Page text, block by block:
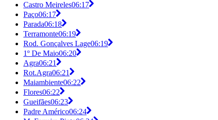
Castro Meireles06:17
Paço06:17
Parada06:18
Terramonte06:19
Rod. Gonçalves Lage06:19
1º De Maio06:20
Agra06:21
Rot.Agra06:21
Maiambiente06:22
Flores06:22
Gueifães06:23
Padre Américo06:24